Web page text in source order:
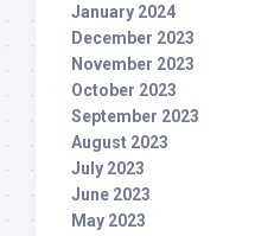
January 2024
December 2023
November 2023
October 2023
September 2023
August 2023
July 2023
June 2023
May 2023